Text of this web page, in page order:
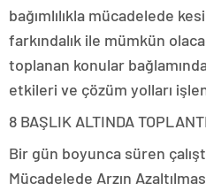
bağımlılıkla mücadelede
farkındalık ile mümkün
toplanan konular
etkileri ve çözüm yolları
8 BAŞLIK ALTINDA
Bir gün boyunca süren
Mücadelede Arzın